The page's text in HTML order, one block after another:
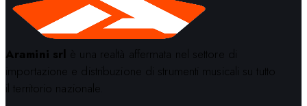
Aramini srl è una realtà affermata nel settore di
importazione e distribuzione di strumenti musicali su tutto
il territorio nazionale.